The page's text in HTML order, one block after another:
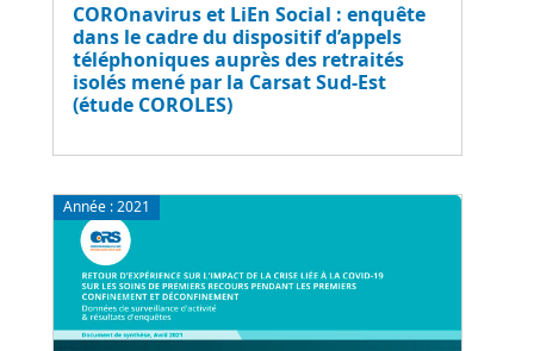
COROnavirus et LiEn Social : enquête
dans le cadre du dispositif d’appels
téléphoniques auprès des retraités
isolés mené par la Carsat Sud-Est
(étude COROLES)
Année :2021